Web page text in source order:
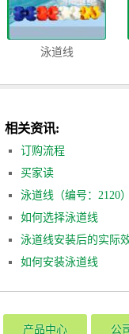
泳道线
相关资讯:
订购流程
买家读
泳道线（编号：2120
如何选择泳道线
泳道线安装后的实际
如何安装泳道线
产品中心 公